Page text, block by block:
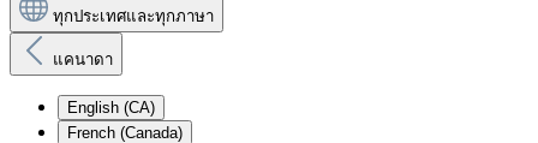
ทุกประเทศและทุกภาษา
แคนาดา
English (CA)
French (Canada)